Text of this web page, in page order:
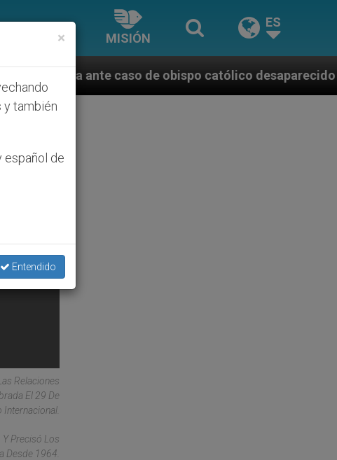
MISIÓN
ES
caso de obispo católico desaparecido por la dictadura
Relaciones
El 29 De
Internacional.
Y Precisó Los
Desde 1964.
×
y también
español de
Entendido